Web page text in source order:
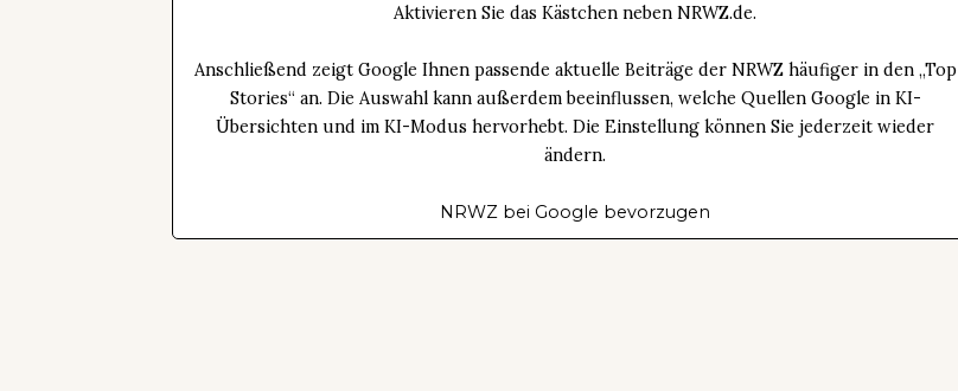
Aktivieren Sie das Kästchen neben NRWZ.de.
Anschließend zeigt Google Ihnen passende aktuelle Beiträge der NRWZ häufiger in den „Top
Stories“ an. Die Auswahl kann außerdem beeinflussen, welche Quellen Google in KI-
Übersichten und im KI-Modus hervorhebt. Die Einstellung können Sie jederzeit wieder
ändern.
NRWZ bei Google bevorzugen